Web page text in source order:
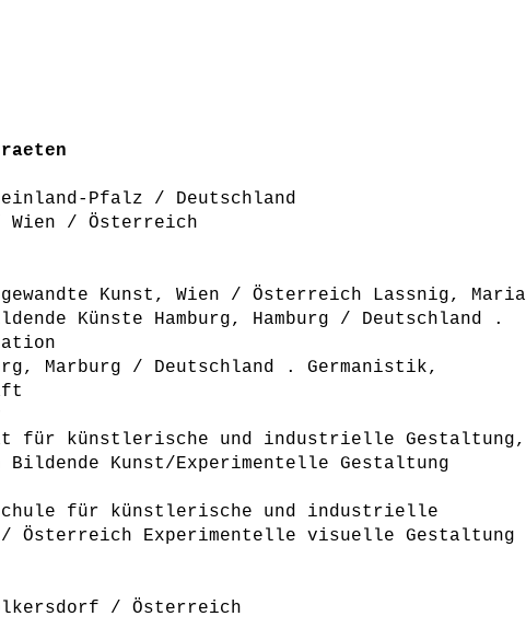
Pfalz / Deutschland
Wien / Österreich
Kunst, Wien / Österreich Lassnig, Maria
Künste Hamburg, Hamburg / Deutschland .
Marburg / Deutschland . Germanistik,
für künstlerische und industrielle Gestaltung,
Kunst/Experimentelle Gestaltung
für künstlerische und industrielle
Österreich Experimentelle visuelle Gestaltung
/ Österreich